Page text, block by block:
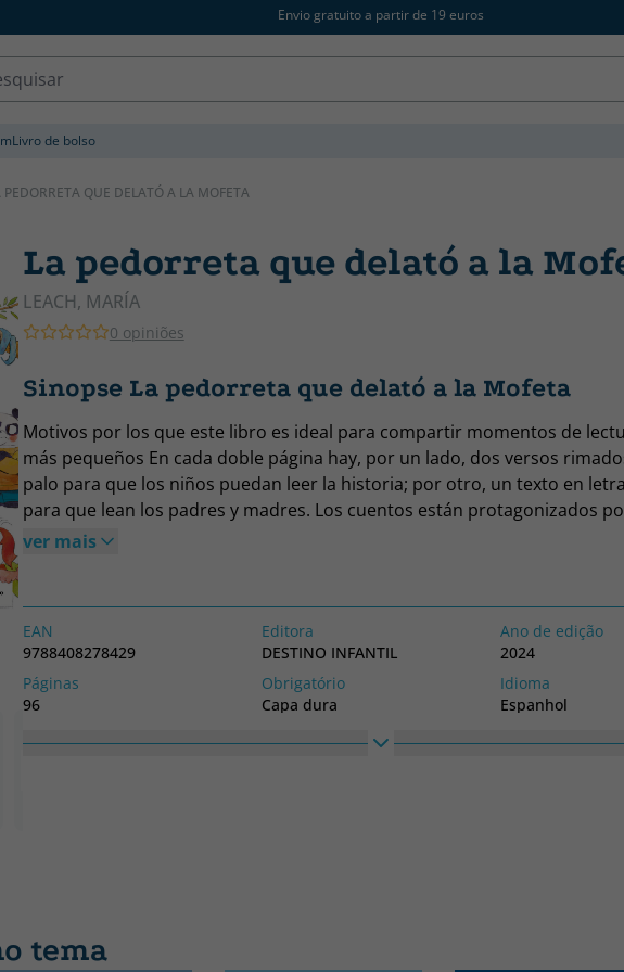
Envio gratuito a partir de 19 euros
Livro de bolso
PEDORRETA QUE DELATÓ A LA MOFETA
La pedorreta que delató a la
LEACH, MARÍA
0 opiniões
Sinopse La pedorreta que delató a la Mofeta
Motivos por los que este libro es ideal para compartir momentos de
más pequeños En cada doble página hay, por un lado, dos versos
palo para que los niños puedan leer la historia; por otro, un texto en
para que lean los padres y madres. Los cuentos están protagonizados
animales que se enfrentan a situaciones cotidianas con las que, tanto
encantarán a los más pequeños. Géneros Primeros lectores Lectura
con letra de palo Libros ilustrados infantiles Cuentos de animales
ver mais
EAN
9788408278429
Editora
DESTINO INFANTIL
Ano de edição
2024
Páginas
96
Obrigatório
Capa dura
Idioma
Espanhol
tema